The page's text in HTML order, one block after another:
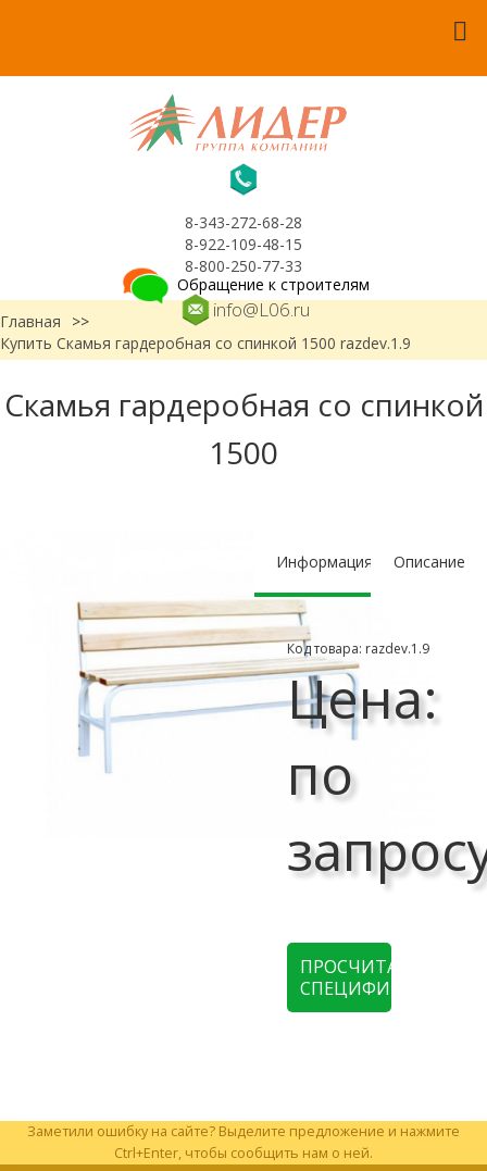
8-343-272-68-28
8-922-109-48-15
8-800-250-77-33
info@L06.ru
Обращение к строителям
Главная
>>
Купить Скамья гардеробная со спинкой 1500 razdev.1.9
Скамья гардеробная со спинкой
1500
Информация Описание
Код товара: razdev.1.9
Цена:
по
ПРОСЧИТАТЬ
СПЕЦИФИКАЦИЮ
Заметили ошибку на сайте? Выделите предложение и нажмите
Ctrl+Enter, чтобы сообщить нам о ней.